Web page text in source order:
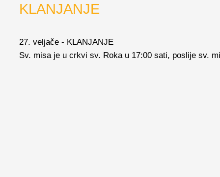
KLANJANJE
27. veljače - KLANJANJE
Sv. misa je u crkvi sv. Roka u 17:00 sati, poslije sv.